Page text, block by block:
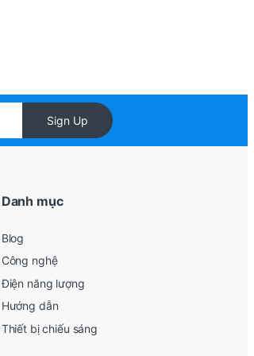
Sign Up
Danh mục
Blog
Công nghệ
Điện năng lượng
Hướng dẫn
Thiết bị chiếu sáng